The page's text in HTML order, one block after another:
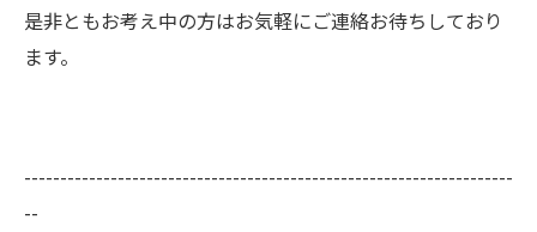
是非ともお考え中の方はお気軽にご連絡お待ちしており
ます。
--------------------------------------------------------------------
--